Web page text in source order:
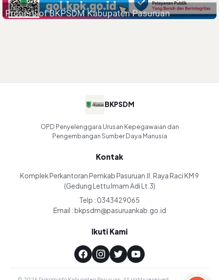
BKPSDM
OPD Penyelenggara Urusan Kepegawaian dan
Pengembangan Sumber Daya Manusia
Kontak
Komplek Perkantoran Pemkab Pasuruan Jl. Raya Raci KM 9
(Gedung Lettu Imam Adi Lt.3)
Telp : 0343429065
Email : bkpsdm@pasuruankab.go.id
Ikuti Kami